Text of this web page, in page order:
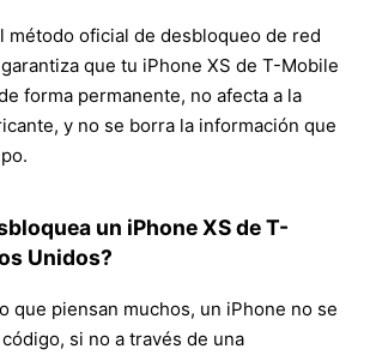
método oficial de desbloqueo de red
que tu iPhone XS de T-Mobile
forma permanente, no afecta a la
y no se borra la información que
un iPhone XS de T-
Unidos?
que piensan muchos, un iPhone no se
si no a través de una